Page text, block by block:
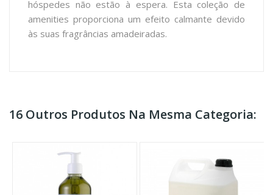
hóspedes não estão à espera. Esta coleção de
amenities proporciona um efeito calmante devido
às suas fragrâncias amadeiradas.
16 Outros Produtos Na Mesma Categoria: